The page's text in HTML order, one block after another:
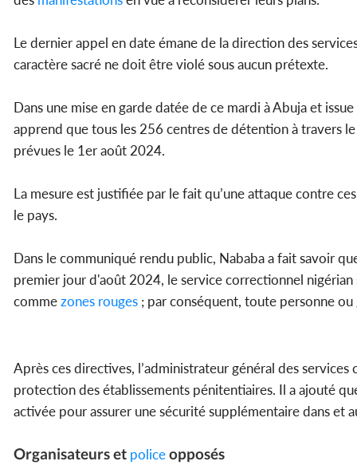
Le dernier appel en date émane de la direction des
caractère sacré ne doit être violé sous aucun prétexte.
Dans une mise en garde datée de ce mardi à Abuja et
apprend que tous les 256 centres de détention à travers
prévues le 1er août 2024.
La mesure est justifiée par le fait qu’une attaque contre
le pays.
Dans le communiqué rendu public, Nababa a fait savoir
premier jour d'août 2024, le service correctionnel
commezones rouges ; par conséquent, toute personne
Après ces directives, l’administrateur général des
protection des établissements pénitentiaires. Il a ajouté
activée pour assurer une sécurité supplémentaire dans et
Organisateurs et policeopposés